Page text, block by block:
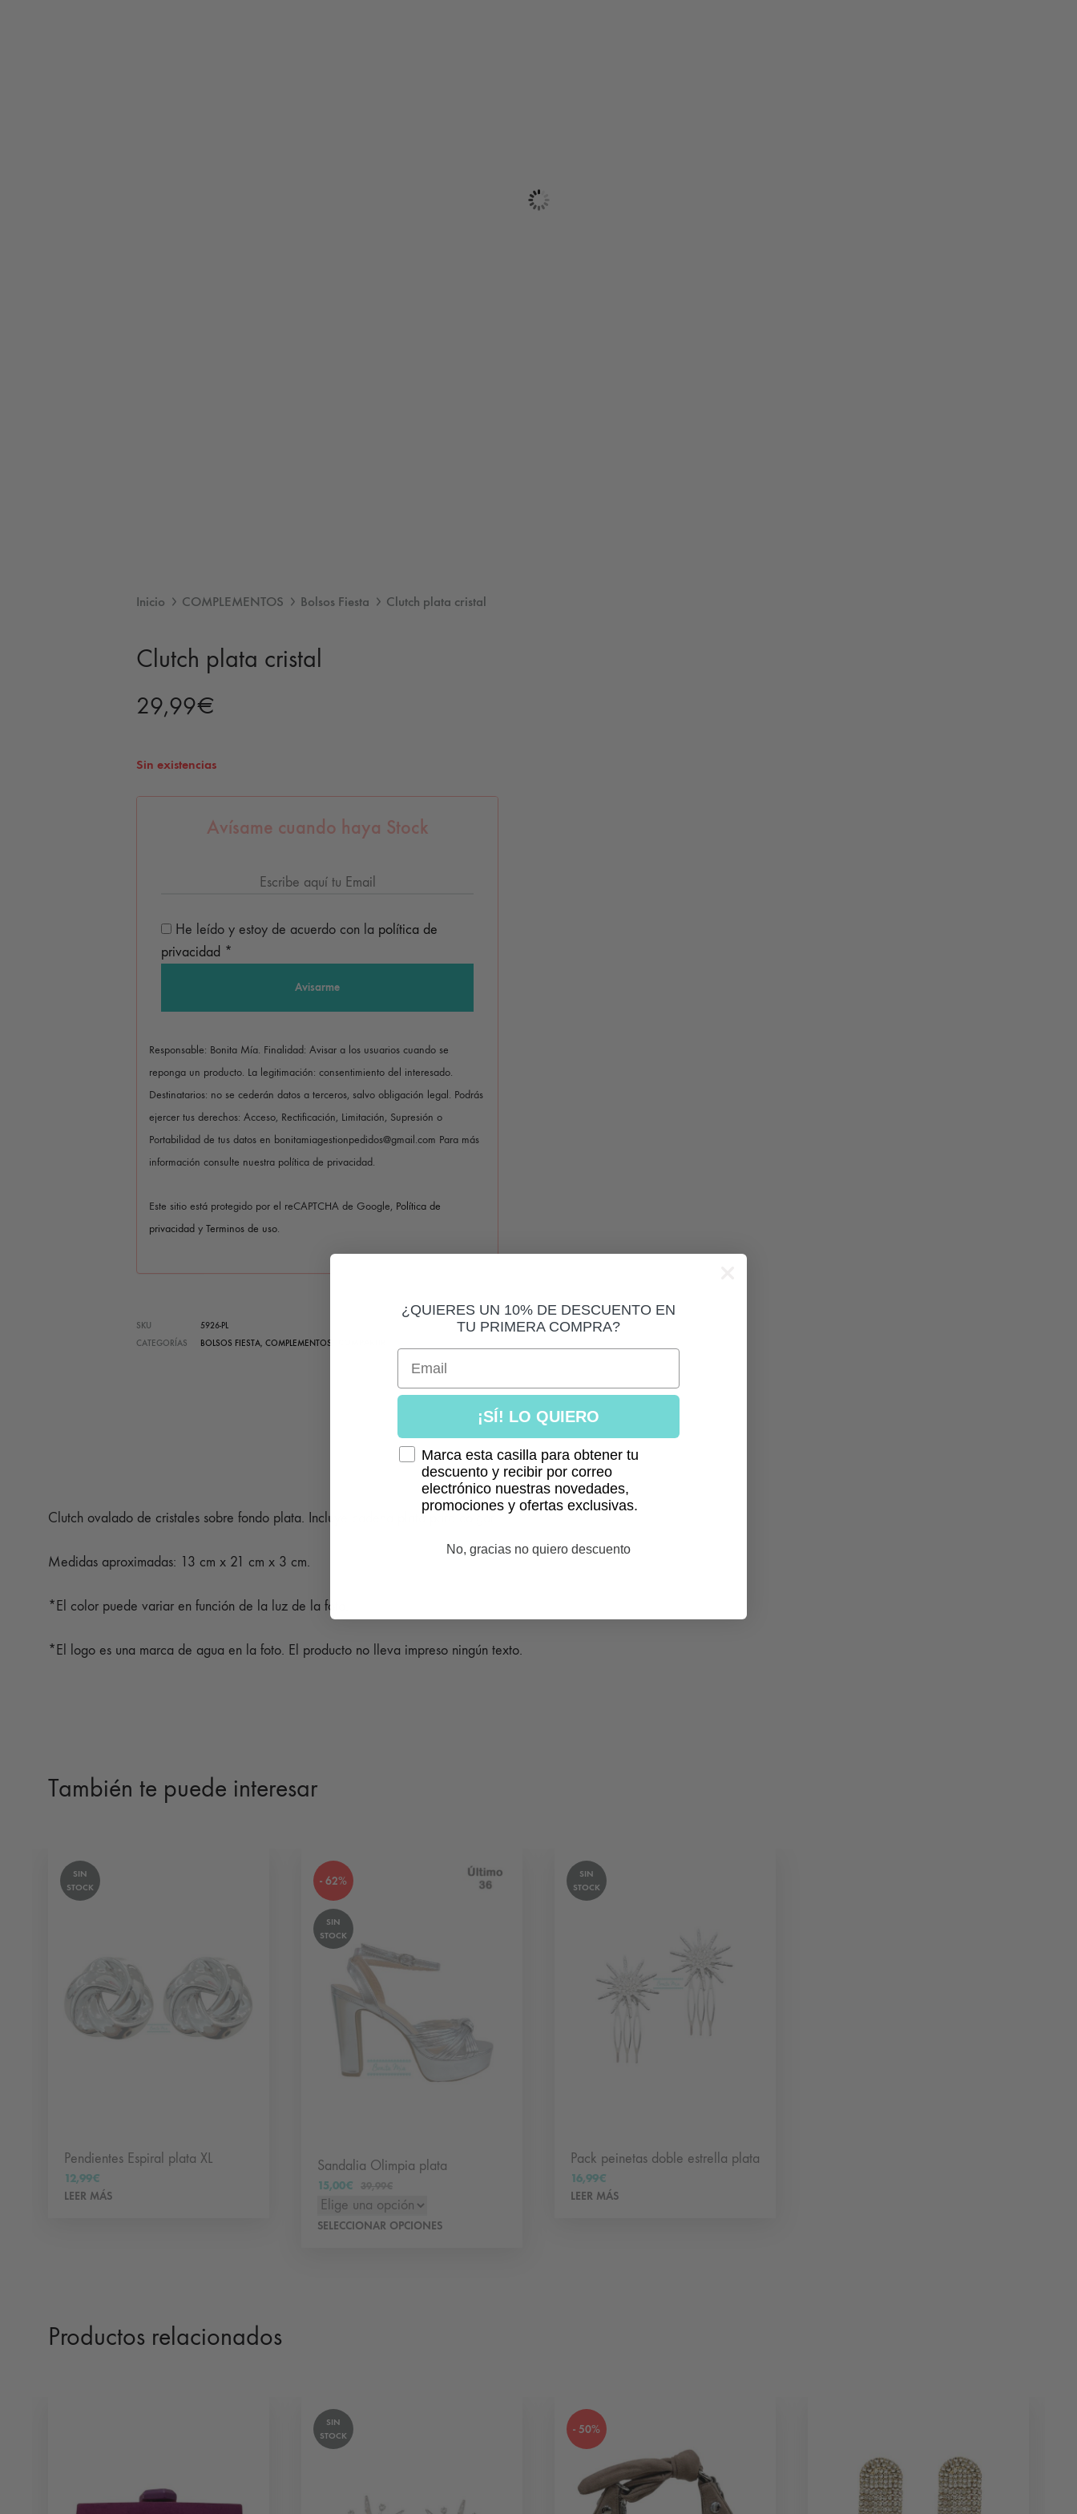
Inicio COMPLEMENTOS Bolsos Fiesta Clutch plata cristal
Clutch plata cristal
29,99€
Sin existencias
Avísame cuando haya Stock
He leído y estoy de acuerdo con la política de
privacidad *
Responsable: Bonita Mía. Finalidad: Avisar a los usuarios cuando se
reponga un producto. La legitimación: consentimiento del interesado.
Destinatarios: no se cederán datos a terceros, salvo obligación legal. Podrás
ejercer tus derechos: Acceso, Rectificación, Limitación, Supresión o
Portabilidad de tus datos en bonitamiagestionpedidos@gmail.com Para más
información consulte nuestra política de privacidad.
Este sitio está protegido por el reCAPTCHA de Google, Política de
privacidad y Terminos de uso.
SKU
5926-PL
CATEGORÍAS
BOLSOS FIESTA, COMPLEMENTOS
Clutch ovalado de cristales sobre fondo plata. Incluye cadena plata para colgar.
Medidas aproximadas: 13 cm x 21 cm x 3 cm.
*El color puede variar en función de la luz de la foto.
*El logo es una marca de agua en la foto. El producto no lleva impreso ningún texto.
También te puede interesar
SIN
STOCK
Pendientes Espiral plata XL
12,99€
LEER MÁS
- 62%
SIN
STOCK
Sandalia Olimpia plata
15,00€
SELECCIONAR OPCIONES
SIN
STOCK
Pack peinetas doble estrella plata
16,99€
LEER MÁS
Productos relacionados
SIN
STOCK
- 50%
¿QUIERES UN 10% DE DESCUENTO EN
TU PRIMERA COMPRA?
Email
¡SÍ! LO QUIERO
Marca esta casilla para obtener tu
descuento y recibir por correo
electrónico nuestras novedades,
promociones y ofertas exclusivas.
No, gracias no quiero descuento